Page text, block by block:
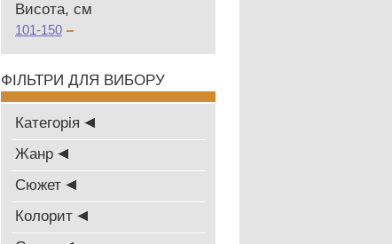
Висота, см
101-150
ФІЛЬТРИ ДЛЯ ВИБОРУ
Категорія
Жанр
Сюжет
Колорит